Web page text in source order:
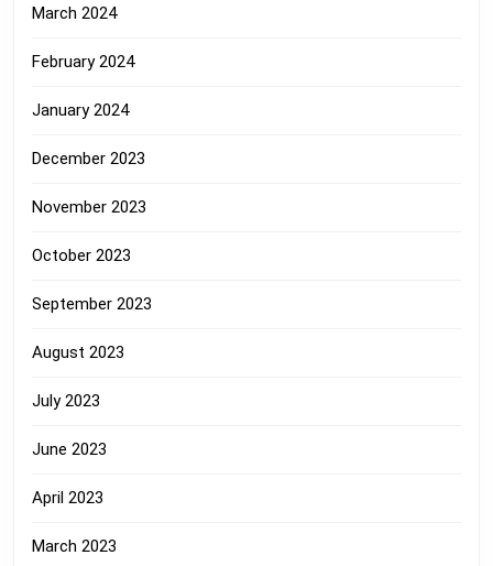
March 2024
February 2024
January 2024
December 2023
November 2023
October 2023
September 2023
August 2023
July 2023
June 2023
April 2023
March 2023